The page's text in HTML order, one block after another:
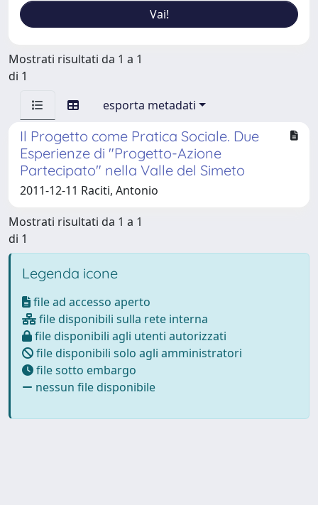
Mostrati risultati da 1 a 1
di 1
esporta metadati
Il Progetto come Pratica Sociale. Due
Esperienze di "Progetto-Azione
Partecipato" nella Valle del Simeto
2011-12-11 Raciti, Antonio
Mostrati risultati da 1 a 1
di 1
Legenda icone
file ad accesso aperto
file disponibili sulla rete interna
file disponibili agli utenti autorizzati
file disponibili solo agli amministratori
file sotto embargo
nessun file disponibile